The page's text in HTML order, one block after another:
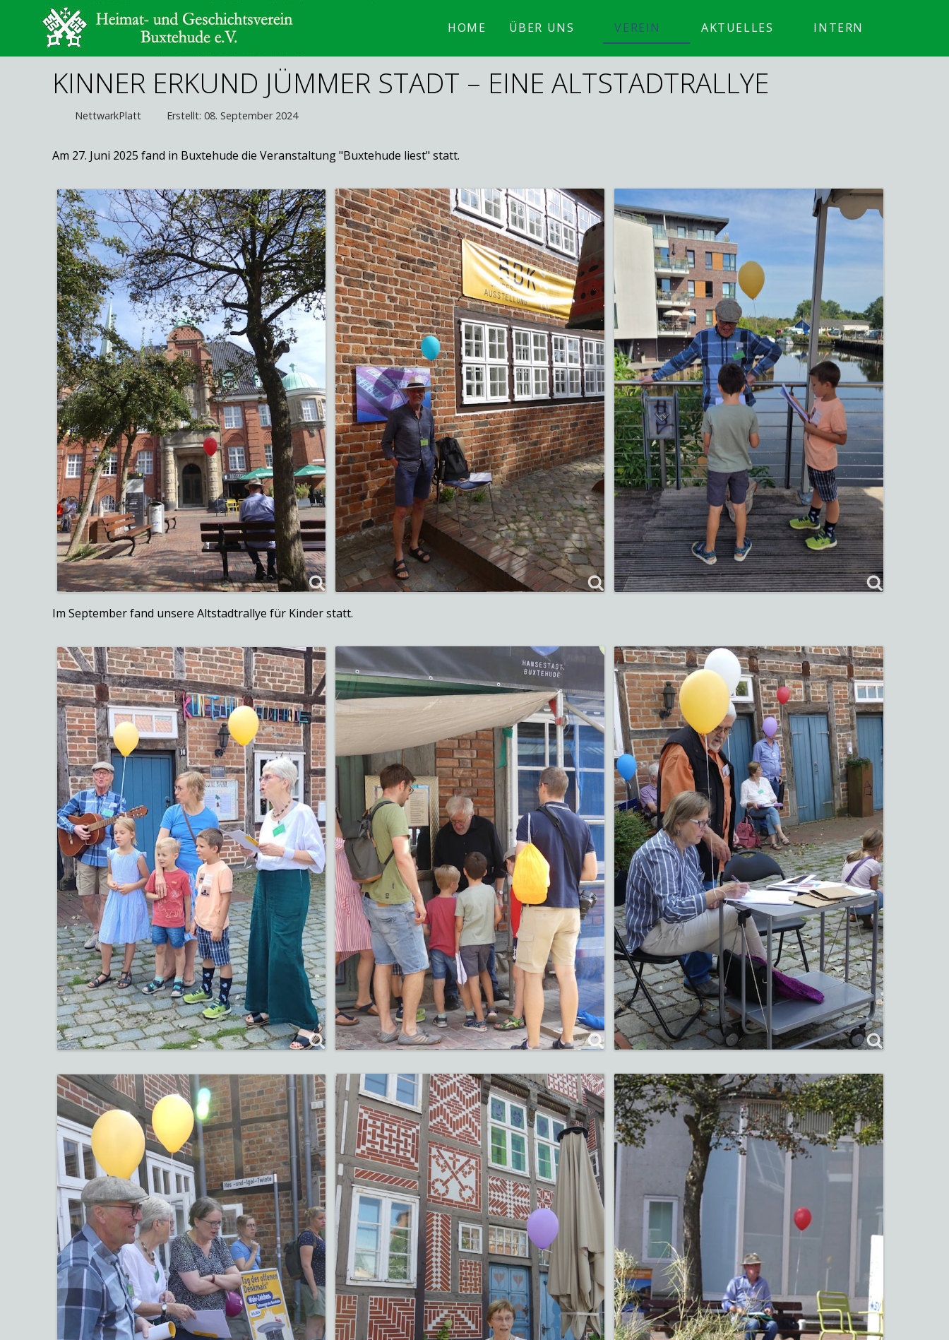
HOME ÜBER UNS VEREIN AKTUELLES INTERN
KINNER ERKUND JÜMMER STADT – EINE ALTSTADTRALLYE
NettwarkPlatt Erstellt: 08. September 2024
Am 27. Juni 2025 fand in Buxtehude die Veranstaltung "Buxtehude liest" statt.
Im September fand unsere Altstadtrallye für Kinder statt.